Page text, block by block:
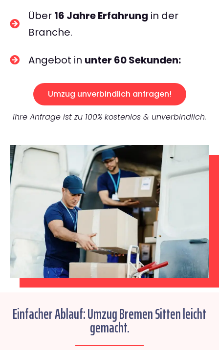
Über 16 Jahre Erfahrung in der
Branche.
Angebot in unter 60 Sekunden:
Umzug unverbindlich anfragen!
Ihre Anfrage ist zu 100% kostenlos & unverbindlich.
Einfacher Ablauf: Umzug Bremen Sitten leicht
gemacht.